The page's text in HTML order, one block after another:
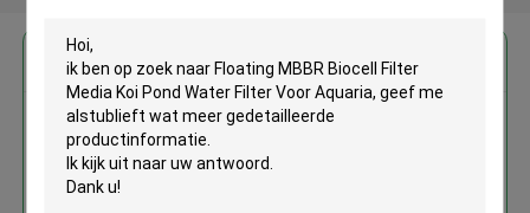
Krijg de beste prijs voor
Floating MBBR Biocell Filter
Media Koi Pond Water Filter